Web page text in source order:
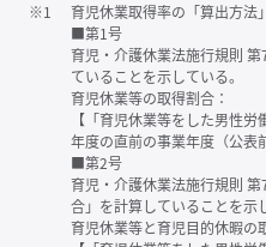
※1
育児休業取得率の「算出方法
■第1号
育児・介護休業法施行規則
ていることを示している。
育児休業等の取得割合：
【「育児休業等をした男性
年度の直前の事業年度（公表
■第2号
育児・介護休業法施行規則
合」を計算していることを示
育児休業等と育児目的休暇の